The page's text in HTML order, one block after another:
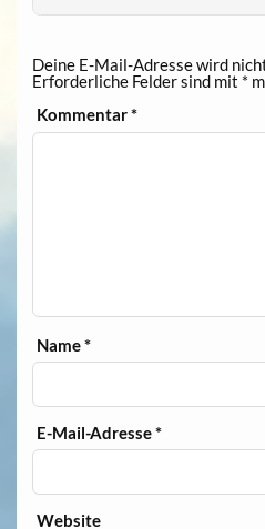
Deine E-Mail-Adresse wird
Erforderliche Felder sind mit *
Kommentar*
Name*
E-Mail-Adresse*
Website